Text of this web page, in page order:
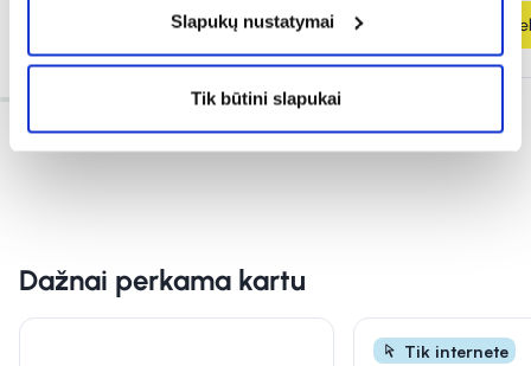
Slapukų nustatymai
Tik būtini slapukai
Į krepšelį Į
Dažnai perkama kartu
Tik internete